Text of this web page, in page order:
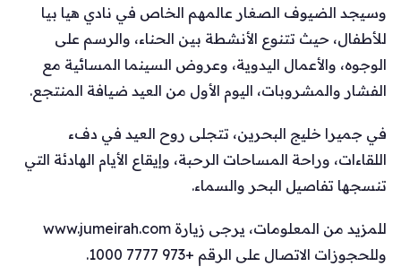
وسيجد الضيوف الصغار عالمهم الخاص في نادي هيا بيا
للأطفال، حيث تتنوع الأنشطة بين الحناء، والرسم على
الوجوه، والأعمال اليدوية، وعروض السينما المسائية مع
الفشار والمشروبات، اليوم الأول من العيد ضيافة المنتجع.
في جميرا خليج البحرين، تتجلى روح العيد في دفء
اللقاءات، وراحة المساحات الرحبة، وإيقاع الأيام الهادئة التي
تنسجها تفاصيل البحر والسماء.
للمزيد من المعلومات، يرجى زيارة www.jumeirah.com
وللحجوزات الاتصال على الرقم +973 7777 1000.